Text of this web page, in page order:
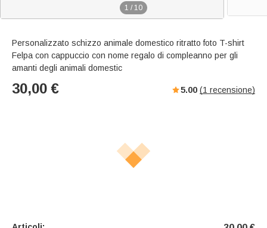
1 / 10
Personalizzato schizzo animale domestico ritratto foto T-shirt
Felpa con cappuccio con nome regalo di compleanno per gli
amanti degli animali domestic
30,00 € 5.00 (1 recensione)